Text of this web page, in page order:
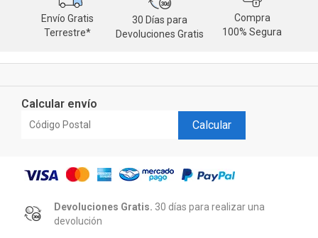
Envío Gratis
Terrestre*
30 Días para
Devoluciones Gratis
Compra
100% Segura
Calcular envío
Calcular
Devoluciones Gratis. 30 días para realizar una
devolución